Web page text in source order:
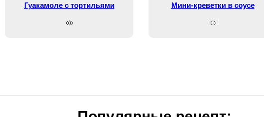
Гуакамоле с тортильями Мини-креветки в соусе